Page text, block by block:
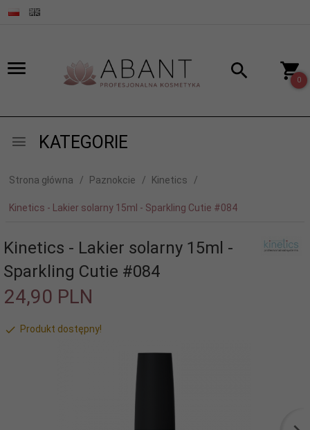
0
KATEGORIE
Strona główna Paznokcie Kinetics
Kinetics - Lakier solarny 15ml - Sparkling Cutie #084
Kinetics - Lakier solarny 15ml -
Sparkling Cutie #084
24,90 PLN
Produkt dostępny!